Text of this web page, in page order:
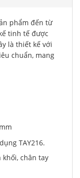
phẩm đến từ
tinh tế được
là thiết kế với
chuẩn, mang
TAY216.
chân tay